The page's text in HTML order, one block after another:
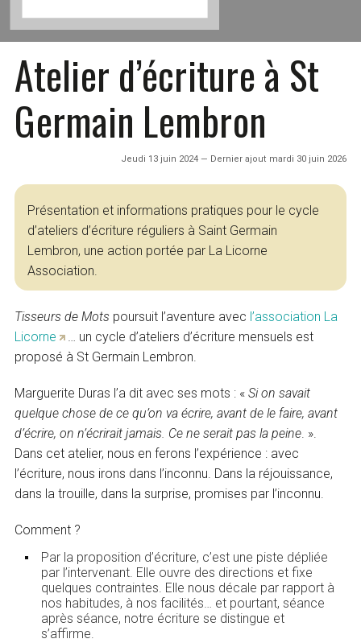
Atelier d’écriture à St
Germain Lembron
Jeudi 13 juin 2024 — Dernier ajout mardi 30 juin 2026
Présentation et informations pratiques pour le cycle
d’ateliers d’écriture réguliers à Saint Germain
Lembron, une action portée par La Licorne
Association.
Tisseurs de Mots poursuit l’aventure avec l’association La
Licorne
… un cycle d’ateliers d’écriture mensuels est
proposé à St Germain Lembron.
Marguerite Duras l’a dit avec ses mots : «Si on savait
quelque chose de ce qu’on va écrire, avant de le faire, avant
d’écrire, on n’écrirait jamais. Ce ne serait pas la peine. ».
Dans cet atelier, nous en ferons l’expérience : avec
l’écriture, nous irons dans l’inconnu. Dans la réjouissance,
dans la trouille, dans la surprise, promises par l’inconnu.
Comment ?
Par la proposition d’écriture, c’est une piste dépliée
par l’intervenant. Elle ouvre des directions et fixe
quelques contraintes. Elle nous décale par rapport à
nos habitudes, à nos facilités… et pourtant, séance
après séance, notre écriture se distingue et
s’affirme.